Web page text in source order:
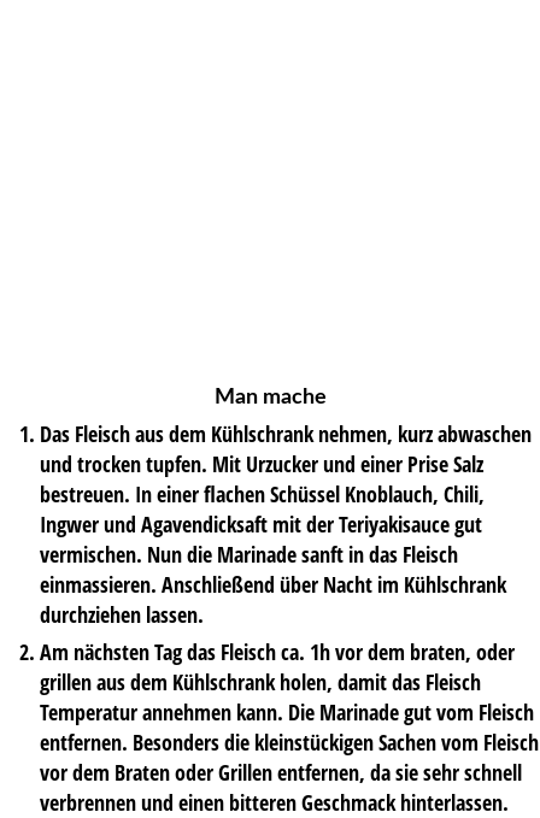
Man mache
Das Fleisch aus dem Kühlschrank nehmen, kurz abwaschen
und trocken tupfen. Mit Urzucker und einer Prise Salz
bestreuen. In einer flachen Schüssel Knoblauch, Chili,
Ingwer und Agavendicksaft mit der Teriyakisauce gut
vermischen. Nun die Marinade sanft in das Fleisch
einmassieren. Anschließend über Nacht im Kühlschrank
durchziehen lassen.
Am nächsten Tag das Fleisch ca. 1h vor dem braten, oder
grillen aus dem Kühlschrank holen, damit das Fleisch
Temperatur annehmen kann. Die Marinade gut vom Fleisch
entfernen. Besonders die kleinstückigen Sachen vom Fleisch
vor dem Braten oder Grillen entfernen, da sie sehr schnell
verbrennen und einen bitteren Geschmack hinterlassen.